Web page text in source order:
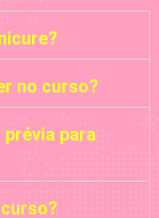
no curso?
para